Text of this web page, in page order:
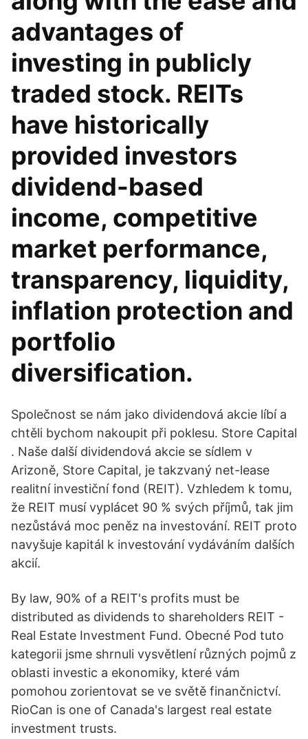
advantages of
investing in publicly
traded stock. REITs
have historically
provided investors
dividend-based
income, competitive
market performance,
transparency, liquidity,
inflation protection and
portfolio
diversification.
Společnost se nám jako dividendová akcie líbí a
chtěli bychom nakoupit při poklesu. Store Capital
. Naše další dividendová akcie se sídlem v
Arizoně, Store Capital, je takzvaný net-lease
realitní investiční fond (REIT). Vzhledem k tomu,
že REIT musí vyplácet 90 % svých příjmů, tak jim
nezůstává moc peněz na investování. REIT proto
navyšuje kapitál k investování vydáváním dalších
akcií.
By law, 90% of a REIT's profits must be
distributed as dividends to shareholders REIT -
Real Estate Investment Fund. Obecné Pod tuto
kategorii jsme shrnuli vysvětlení různých pojmů z
oblasti investic a ekonomiky, které vám
pomohou zorientovat se ve světě finančnictví.
RioCan is one of Canada's largest real estate
investment trusts.